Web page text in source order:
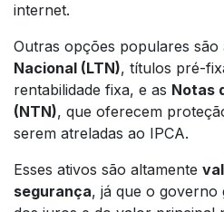
internet.
Outras opções populares são
Nacional (LTN), títulos pré-
rentabilidade fixa, e as Notas
(NTN), que oferecem
serem atreladas ao IPCA.
Esses ativos são altamente
segurança, já que o governo